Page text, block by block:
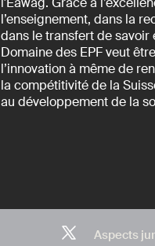
l’enseignement, dans la
dans le transfert de savoir
Domaine des EPF veut
l’innovation à même de
la compétitivité de la
au développement de la
Aspects